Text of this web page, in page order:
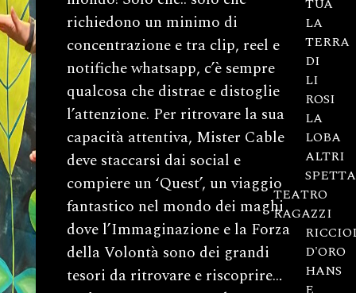
TUA
LA
TERRA
DI
LI
ROSI
LA
LOBA
ALTRI
TEATRO
RAGAZZI
D'ORO
HANS
richiedono un minimo di
concentrazione e tra clip, reel e
notifiche whatsapp, c’è sempre
qualcosa che distrae e distoglie
l’attenzione. Per ritrovare la sua
capacità attentiva, Mister Cable
deve staccarsi dai social e
compiere un ‘Quest’, un viaggio
fantastico nel mondo dei maghi
dove l’Immaginazione e la Forza
della Volontà sono dei grandi
tesori da ritrovare e riscoprire…